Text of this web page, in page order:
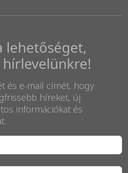
lehetőséget,
és e-mail címét, hogy
híreket, új
információkat és